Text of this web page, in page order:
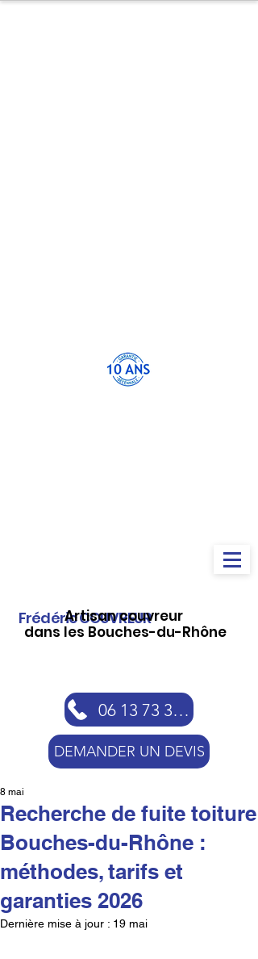
Frédéric COUVREUR
Artisan couvreur
dans les Bouches-du-Rhône
06 13 73 30 46
DEMANDER UN DEVIS
Recherche de fuite toiture
Bouches-du-Rhône :
méthodes, tarifs et
garanties 2026
8 mai
Dernière mise à jour : 19 mai